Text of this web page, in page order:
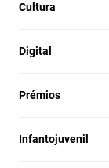
Cultura
Digital
Prémios
Infantojuvenil